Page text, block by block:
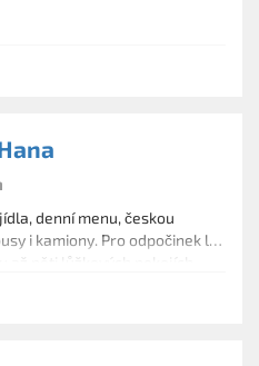
denní menu, českou
i kamiony. Pro odpočinek lze
až pěti lůžkových pokojích.
a v letní sezoně je k
28 míst pro pořádání